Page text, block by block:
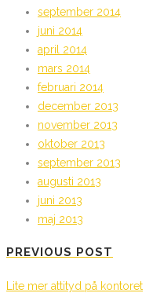
september 2014
juni 2014
april 2014
mars 2014
februari 2014
december 2013
november 2013
oktober 2013
september 2013
augusti 2013
juni 2013
maj 2013
PREVIOUS POST
Lite mer attityd på kontoret